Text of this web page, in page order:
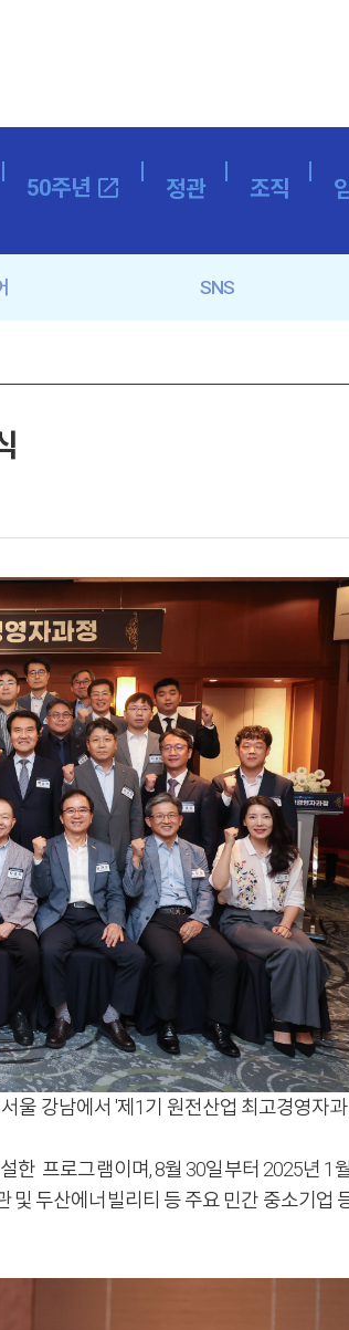
50주년 open_in_new 정관 조직
SNS
울 강남에서 '제1기 원전산업 최고경영자
프로그램이며, 8월 30일부터 2025년 1
두산에너빌리티 등 주요 민간 중소기업